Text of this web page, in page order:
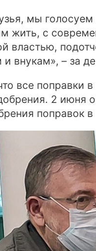
мы
жить, с
властью,
внукам», – за
все поправки
2 июня
поправок